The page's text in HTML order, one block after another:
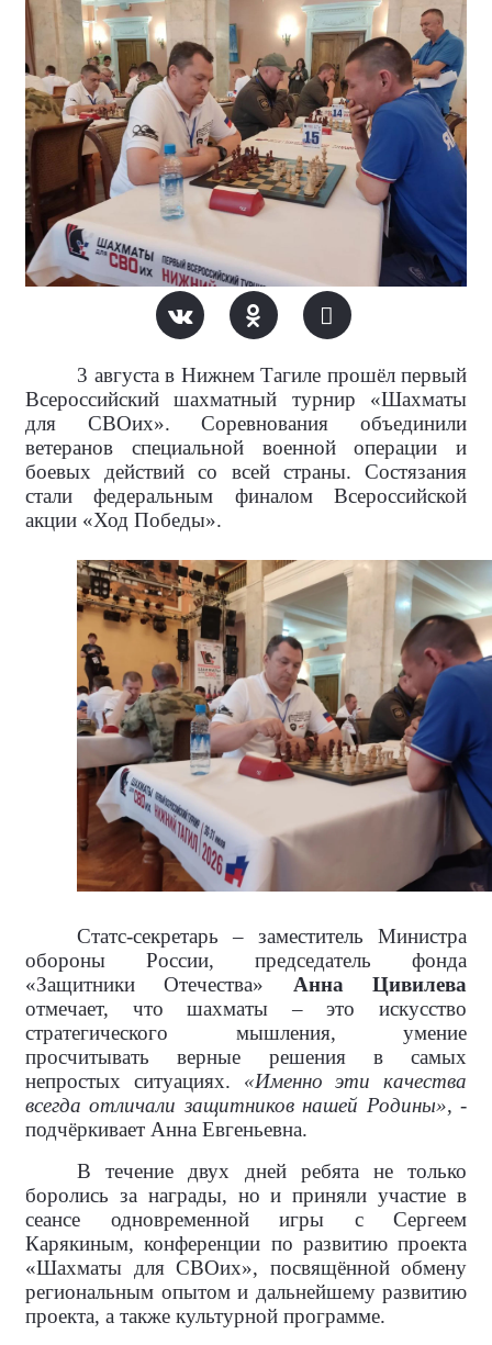
3 августа в Нижнем Тагиле прошёл первый
Всероссийский шахматный турнир «Шахматы
для СВОих». Соревнования объединили
ветеранов специальной военной операции и
боевых действий со всей страны. Состязания
стали федеральным финалом Всероссийской
акции «Ход Победы».
Статс-секретарь – заместитель Министра
обороны России, председатель фонда
«Защитники Отечества» Анна Цивилева
отмечает, что шахматы – это искусство
стратегического мышления, умение
просчитывать верные решения в самых
непростых ситуациях. «Именно эти качества
всегда отличали защитников нашей Родины», -
подчёркивает Анна Евгеньевна.
В течение двух дней ребята не только
боролись за награды, но и приняли участие в
сеансе одновременной игры с Сергеем
Карякиным, конференции по развитию проекта
«Шахматы для СВОих», посвящённой обмену
региональным опытом и дальнейшему развитию
проекта, а также культурной программе.